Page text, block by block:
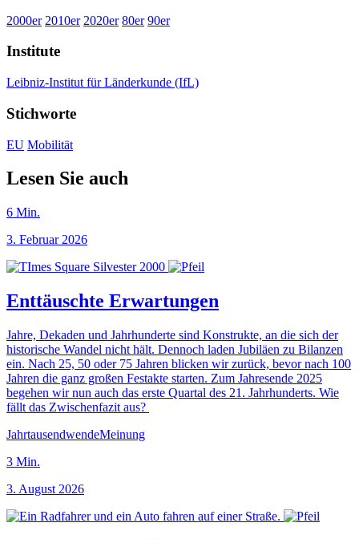
2000er 2010er 2020er 80er 90er
Institute
Leibniz-Institut für Länderkunde (IfL)
Stichworte
EU Mobilität
Lesen Sie auch
6 Min.
3. Februar 2026
Enttäuschte Erwartungen
Jahre, Dekaden und Jahrhunderte sind Konstrukte, an die sich der
historische Wandel nicht hält. Dennoch laden Jubiläen zu Bilanzen
ein. Nach 25, 50 oder 75 Jahren blicken wir zurück, bevor nach 100
Jahren die ganz großen Festakte starten. Zum Jahresende 2025
begehen wir nun auch das erste Quartal des 21. Jahrhunderts. Wie
fällt das Zwischenfazit aus?
JahrtausendwendeMeinung
3 Min.
3. August 2026